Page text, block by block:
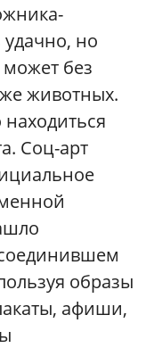
но
без
животных.
Соц-арт
образы
афиши,